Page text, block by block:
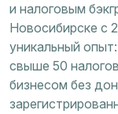
и налоговым
Новосибирске с
уникальный
свыше 50
бизнесом без